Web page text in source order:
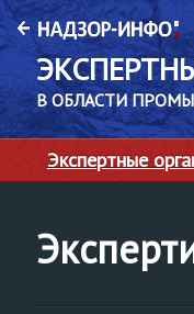
В ОБЛАСТИ
Экспертные